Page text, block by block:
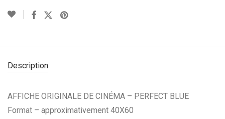
Description
AFFICHE ORIGINALE DE CINÉMA – PERFECT BLUE
Format – approximativement 40X60